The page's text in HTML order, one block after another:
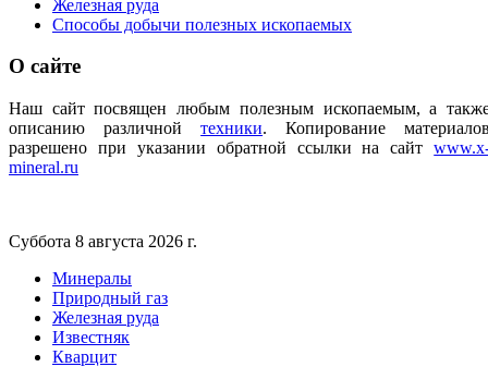
Железная руда
Способы добычи полезных ископаемых
О сайте
Наш сайт посвящен любым полезным ископаемым, а
описанию различнойтехники.Копирование
разрешено при указании обратной ссылки на сайт
mineral.ru
Суббота 8 августа 2026 г.
Минералы
Природный газ
Железная руда
Известняк
Кварцит